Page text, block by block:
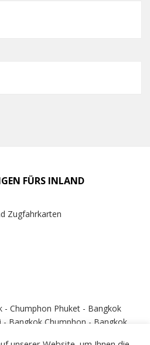
FÜRS INLAND
Zugfahrkarten
- Chumphon Phuket - Bangkok
- Bangkok Chumphon - Bangkok